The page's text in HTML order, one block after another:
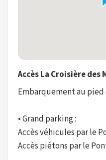
Accès La Croisière des
Embarquement au pied
• Grand parking :
Accès véhicules par le
Accès piétons par le